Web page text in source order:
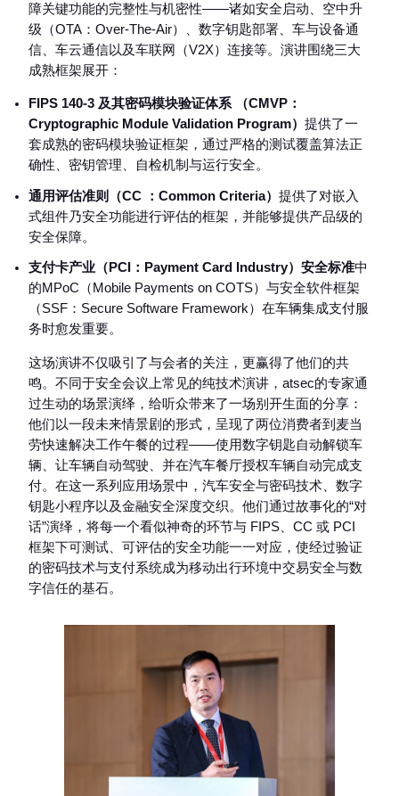
障关键功能的完整性与机密性——诸如安全启动、空中升
级（OTA：Over-The-Air）、数字钥匙部署、车与设备通
信、车云通信以及车联网（V2X）连接等。演讲围绕三大
成熟框架展开：
FIPS 140-3 及其密码模块验证体系 （CMVP：
Cryptographic Module Validation Program） 提供了一
套成熟的密码模块验证框架，通过严格的测试覆盖算法正
确性、密钥管理、自检机制与运行安全。
通用评估准则（CC ：Common Criteria） 提供了对嵌入
式组件乃安全功能进行评估的框架，并能够提供产品级的
安全保障。
支付卡产业（PCI：Payment Card Industry）安全标准中
的MPoC（Mobile Payments on COTS）与安全软件框架
（SSF：Secure Software Framework）在车辆集成支付服
务时愈发重要。
这场演讲不仅吸引了与会者的关注，更赢得了他们的共
鸣。不同于安全会议上常见的纯技术演讲，atsec的专家通
过生动的场景演绎，给听众带来了一场别开生面的分享：
他们以一段未来情景剧的形式，呈现了两位消费者到麦当
劳快速解决工作午餐的过程——使用数字钥匙自动解锁车
辆、让车辆自动驾驶、并在汽车餐厅授权车辆自动完成支
付。在这一系列应用场景中，汽车安全与密码技术、数字
钥匙小程序以及金融安全深度交织。他们通过故事化的“对
话”演绎，将每一个看似神奇的环节与 FIPS、CC 或 PCI
框架下可测试、可评估的安全功能一一对应，使经过验证
的密码技术与支付系统成为移动出行环境中交易安全与数
字信任的基石。